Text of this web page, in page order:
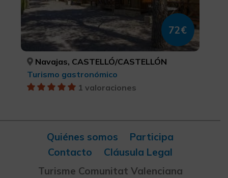
72€
Navajas, CASTELLÓ/CASTELLÓN
Turismo gastronómico
1 valoraciones
Quiénes somos
Participa
Contacto
Cláusula Legal
Turisme Comunitat Valenciana